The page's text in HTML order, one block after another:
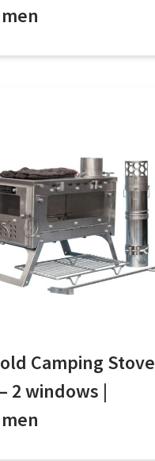
Camping Stove
2 windows |